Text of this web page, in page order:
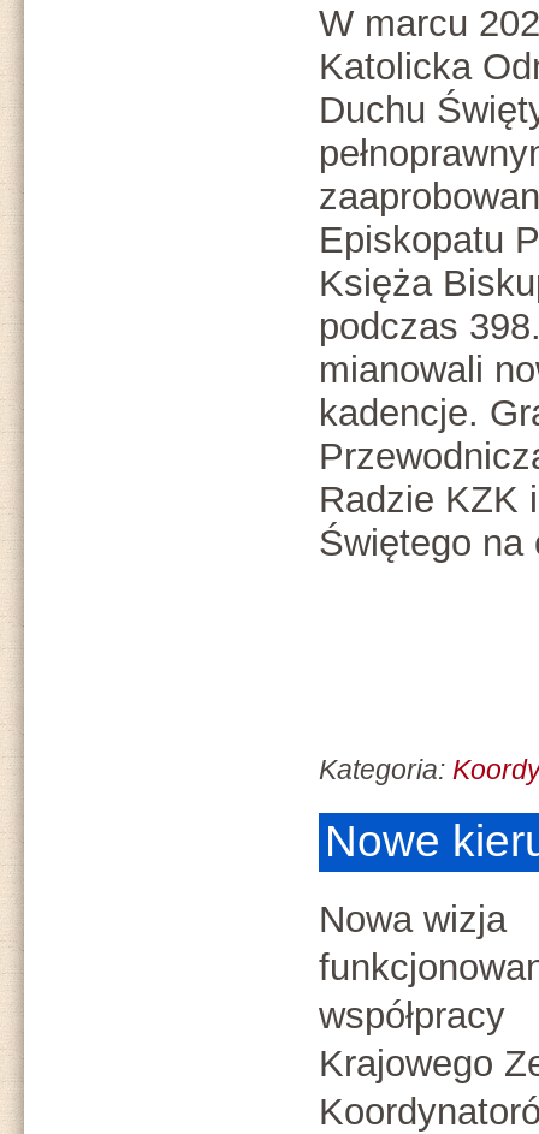
W marcu
Katolicka
Duchu
Episkopatu
Księża
podczas
mianowali
kadencje.
Radzie KZK
Świętego na
Kategoria:
Nowe
Nowa wizja
współpracy
Krajowego